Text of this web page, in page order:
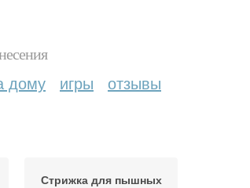
дому игры отзывы
Стрижка для пышных